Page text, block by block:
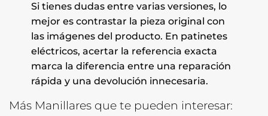
Si tienes dudas entre varias versiones, lo
mejor es contrastar la pieza original con
las imágenes del producto. En patinetes
eléctricos, acertar la referencia exacta
marca la diferencia entre una reparación
rápida y una devolución innecesaria.
Más Manillares que te pueden interesar: